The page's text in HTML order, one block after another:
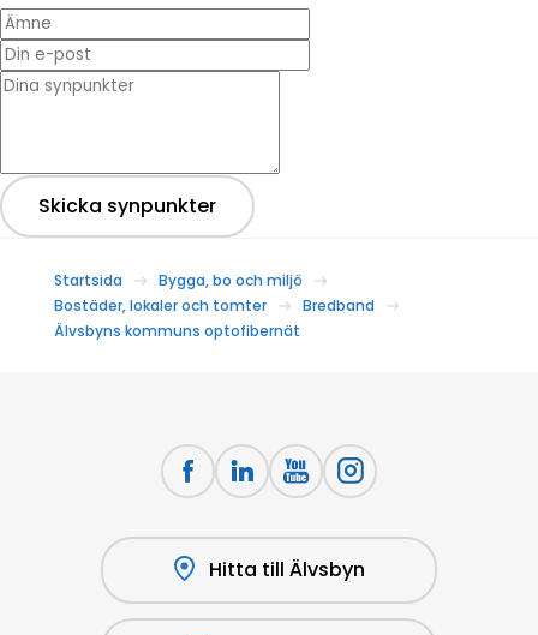
Ämne
Din e-post
* Dina synpunkter
Skicka synpunkter
Startsida
Bygga, bo och miljö
Bostäder, lokaler och tomter
Bredband
Älvsbyns kommuns optofibernät
Hitta till Älvsbyn